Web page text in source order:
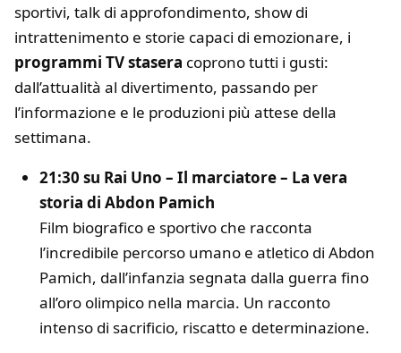
sportivi, talk di approfondimento, show di
intrattenimento e storie capaci di emozionare, i
programmi TV stasera coprono tutti i gusti:
dall’attualità al divertimento, passando per
l’informazione e le produzioni più attese della
settimana.
21:30 su Rai Uno – Il marciatore – La vera
storia di Abdon Pamich
Film biografico e sportivo che racconta
l’incredibile percorso umano e atletico di Abdon
Pamich, dall’infanzia segnata dalla guerra fino
all’oro olimpico nella marcia. Un racconto
intenso di sacrificio, riscatto e determinazione.